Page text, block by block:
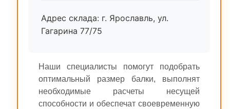
Адрес склада: г. Ярославль, ул.
Гагарина 77/75
Наши специалисты помогут подобрать
оптимальный размер балки, выполнят
необходимые расчеты несущей
способности и обеспечат своевременную